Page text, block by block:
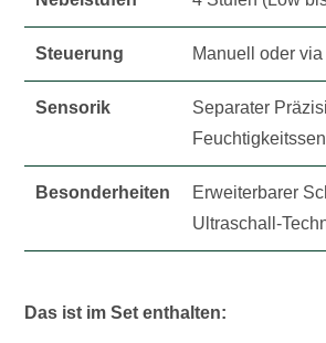
Steuerung Manuell oder
Sensorik
Separater
Besonderheiten
Erweiterbarer
Ultraschall-
Das ist im Set enthalten: